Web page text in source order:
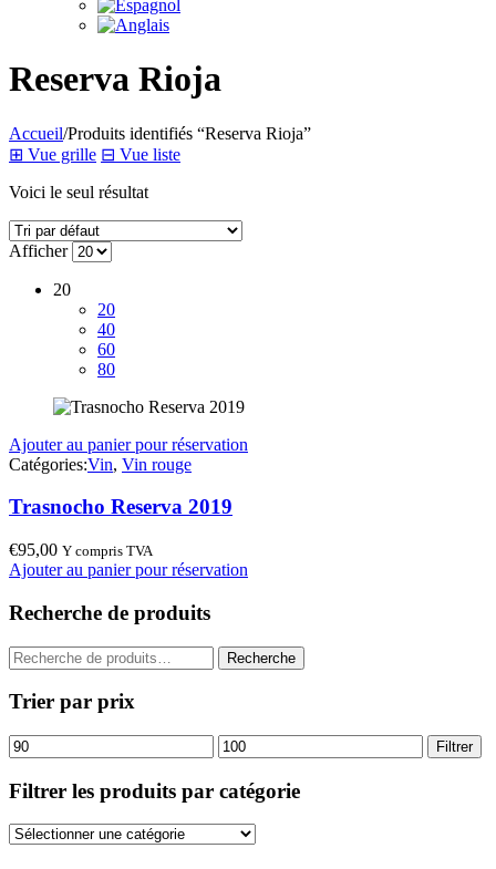
Reserva Rioja
Accueil/Produits identifiés “Reserva Rioja”
⊞ Vue grille ⊟ Vue liste
Voici le seul résultat
Afficher
20
20
40
60
80
Ajouter au panier pour réservation
Catégories:Vin, Vin rouge
Trasnocho Reserva 2019
€95,00 Y compris TVA
Ajouter au panier pour réservation
Recherche de produits
Recherche
pour :
Recherche
Trier par prix
Prix
min
Prix
max
Filtrer
Filtrer les produits par catégorie